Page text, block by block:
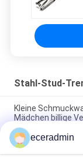
Stahl-Stud-
Kleine
Mädchen billige
Kleine
Mädchen billige
eceradmin